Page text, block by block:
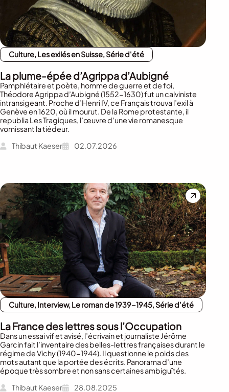
Culture, Les exilés en Suisse, Série d'été
La plume-épée d’Agrippa d’Aubigné
Pamphlétaire et poète, homme de guerre et de foi,
Théodore Agrippa d’Aubigné (1552-1630) fut un calviniste
intransigeant. Proche d’Henri IV, ce Français trouva l’exil à
Genève en 1620, où il mourut. De la Rome protestante, il
republia Les Tragiques, l’œuvre d’une vie romanesque
vomissant la tiédeur.
Thibaut Kaeser
02.07.2026
Culture, Interview, Le roman de 1939-1945, Série d'été
La France des lettres sous l’Occupation
Dans un essai vif et avisé, l’écrivain et journaliste Jérôme
Garcin fait l’inventaire des belles-lettres françaises durant le
régime de Vichy (1940-1944). Il questionne le poids des
mots autant que la portée des écrits. Panorama d’une
époque très sombre et non sans certaines ambiguïtés.
Thibaut Kaeser
28.08.2025